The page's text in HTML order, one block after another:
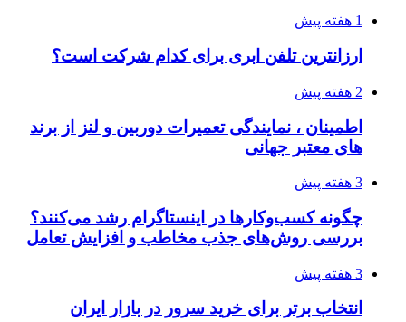
1 هفته پیش
ارزانترین تلفن ابری برای کدام شرکت است؟
2 هفته پیش
اطمینان ، نمایندگی تعمیرات دوربین و لنز از برند
های معتبر جهانی
3 هفته پیش
چگونه کسب‌وکارها در اینستاگرام رشد می‌کنند؟
بررسی روش‌های جذب مخاطب و افزایش تعامل
3 هفته پیش
انتخاب برتر برای خرید سرور در بازار ایران